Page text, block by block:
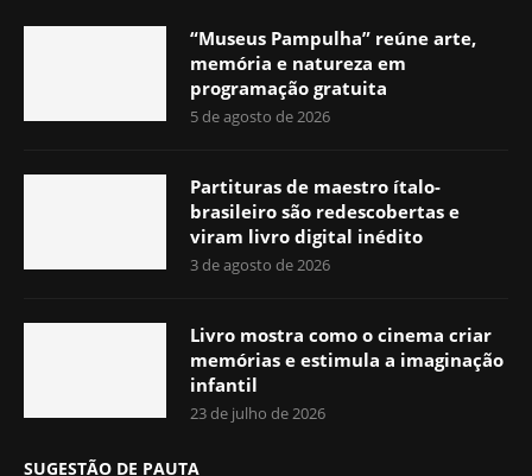
“Museus Pampulha” reúne arte,
memória e natureza em
programação gratuita
5 de agosto de 2026
Partituras de maestro ítalo-
brasileiro são redescobertas e
viram livro digital inédito
3 de agosto de 2026
Livro mostra como o cinema criar
memórias e estimula a imaginação
infantil
23 de julho de 2026
SUGESTÃO DE PAUTA